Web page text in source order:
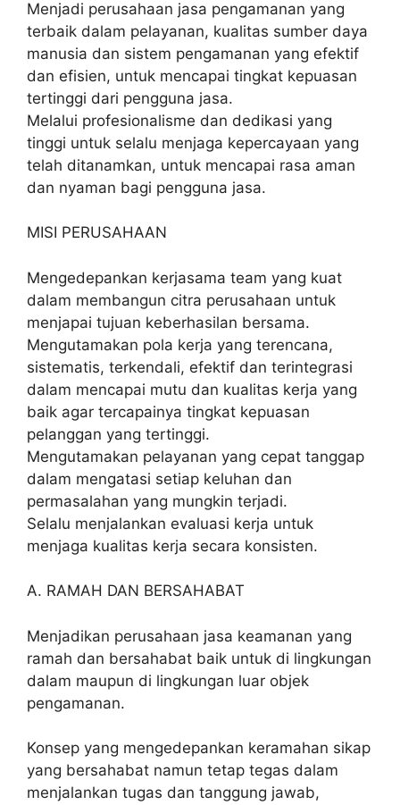
Menjadi perusahaan jasa pengamanan yang
terbaik dalam pelayanan, kualitas sumber daya
manusia dan sistem pengamanan yang efektif
dan efisien, untuk mencapai tingkat kepuasan
tertinggi dari pengguna jasa.
Melalui profesionalisme dan dedikasi yang
tinggi untuk selalu menjaga kepercayaan yang
telah ditanamkan, untuk mencapai rasa aman
dan nyaman bagi pengguna jasa.
MISI PERUSAHAAN
Mengedepankan kerjasama team yang kuat
dalam membangun citra perusahaan untuk
menjapai tujuan keberhasilan bersama.
Mengutamakan pola kerja yang terencana,
sistematis, terkendali, efektif dan terintegrasi
dalam mencapai mutu dan kualitas kerja yang
baik agar tercapainya tingkat kepuasan
pelanggan yang tertinggi.
Mengutamakan pelayanan yang cepat tanggap
dalam mengatasi setiap keluhan dan
permasalahan yang mungkin terjadi.
Selalu menjalankan evaluasi kerja untuk
menjaga kualitas kerja secara konsisten.
A. RAMAH DAN BERSAHABAT
Menjadikan perusahaan jasa keamanan yang
ramah dan bersahabat baik untuk di lingkungan
dalam maupun di lingkungan luar objek
pengamanan.
Konsep yang mengedepankan keramahan sikap
yang bersahabat namun tetap tegas dalam
menjalankan tugas dan tanggung jawab,